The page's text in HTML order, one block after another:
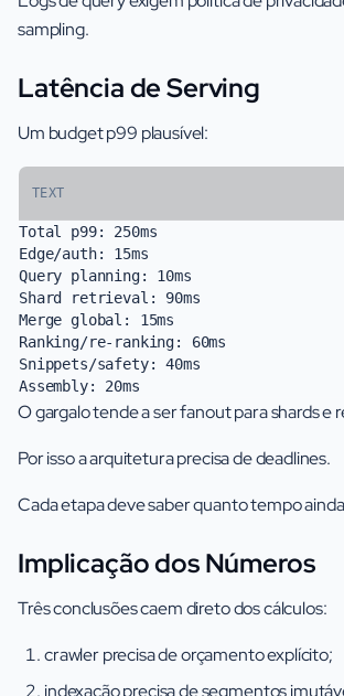
sampling.
Latência de Serving
Um budget p99 plausível:
TEXT
Total p99: 250ms
Edge/auth: 15ms
Query planning: 10ms
Shard retrieval: 90ms
Merge global: 15ms
Ranking/re-ranking: 60ms
Snippets/safety: 40ms
O gargalo tende a ser fanout para shards e
Por isso a arquitetura precisa de deadlines.
Cada etapa deve saber quanto tempo
Implicação dos Números
Três conclusões caem direto dos cálculos:
crawler precisa de orçamento explícito;
indexação precisa de segmentos